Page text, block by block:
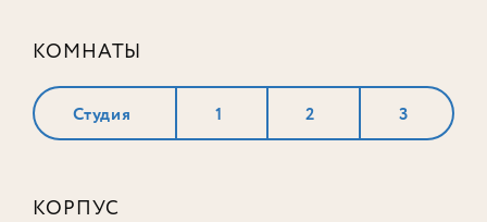
КОМНАТЫ
Студия 1 2 3
КОРПУС